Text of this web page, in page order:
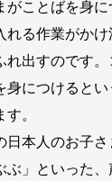
ことばを身
る作業がか
出すのです
につけると
。
本人のお子
」といった